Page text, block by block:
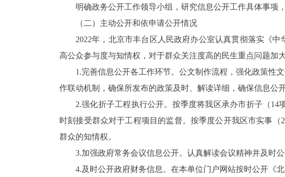
明确政务公开工作领导小组，研究信息公开工作具体事项
（二）主动公开和依申请公开情况
2022年，北京市丰台区人民政府办公室认真贯彻落实《
高公众参与度与知情权，对于群众关注度高的民生重点问题加
1.完善信息公开各工作环节。公文制作流程，强化政策性
作联动机制，确保所发布的政策及时、解读详细，确保信息公
2.强化折子工程执行公开。按季度将我区承办市折子（14
时刻接受群众对于工程项目的监督。按季度公开我区市实事
群众的知情权。
3.加强政府常务会议信息公开。认真解读会议精神并及时
4.及时公开政府财务信息。在本单位门户网站按时公开《